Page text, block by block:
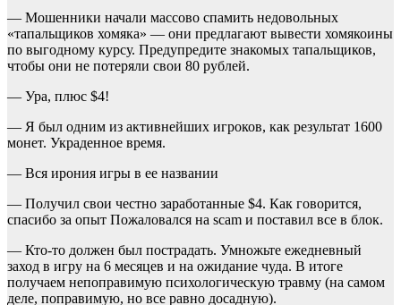
— Мошенники начали массово спамить недовольных
«тапальщиков хомяка» — они предлагают вывести хомякоины
по выгодному курсу. Предупредите знакомых тапальщиков,
чтобы они не потеряли свои 80 рублей.
— Ура, плюс $4!
— Я был одним из активнейших игроков, как результат 1600
монет. Украденное время.
— Вся ирония игры в ее названии
— Получил свои честно заработанные $4. Как говорится,
спасибо за опыт Пожаловался на scam и поставил все в блок.
— Кто-то должен был пострадать. Умножьте ежедневный
заход в игру на 6 месяцев и на ожидание чуда. В итоге
получаем непоправимую психологическую травму (на самом
деле, поправимую, но все равно досадную).